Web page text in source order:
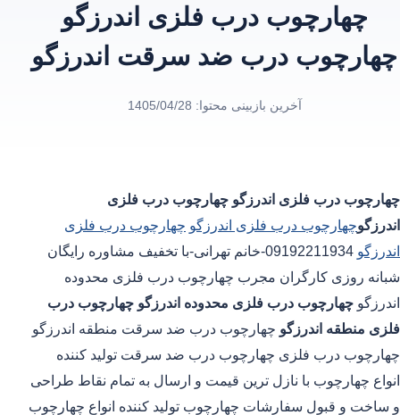
چهارچوب درب فلزی اندرزگو
چهارچوب درب ضد سرقت اندرزگو
آخرین بازبینی محتوا: 1405/04/28
چهارچوب درب فلزی اندرزگو چهارچوب درب فلزی
اندرزگوچهارچوب درب فلزی اندرزگو چهارچوب درب فلزی
اندرزگو
09192211934-خانم تهرانی-با تخفیف مشاوره رایگان
شبانه روزی کارگران مجرب چهارچوب درب فلزی محدوده
اندرزگو چهارچوب درب فلزی محدوده اندرزگو چهارچوب درب
فلزی منطقه اندرزگو چهارچوب درب ضد سرقت منطقه اندرزگو
چهارچوب درب فلزی چهارچوب درب ضد سرقت تولید کننده
انواع چهارچوب با نازل ترین قیمت و ارسال به تمام نقاط طراحی
و ساخت و قبول سفارشات چهارچوب تولید کننده انواع چهارچوب